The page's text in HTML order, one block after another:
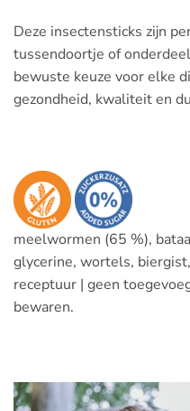
Deze insectensticks zijn
tussendoortje of
bewuste keuze voor elke
gezondheid, kwaliteit en
meelwormen (65 %),
glycerine, wortels,
receptuur | geen
bewaren.